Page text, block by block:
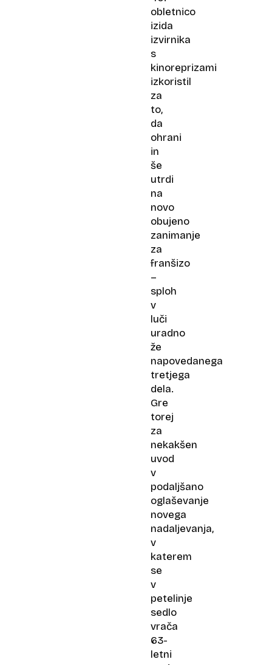
obletnico
izida
izvirnika
s
kinoreprizami
izkoristil
za
to,
da
ohrani
in
še
utrdi
na
novo
obujeno
zanimanje
za
franšizo
–
sploh
v
luči
uradno
že
napovedanega
tretjega
dela.
Gre
torej
za
nekakšen
uvod
v
podaljšano
oglaševanje
novega
nadaljevanja,
v
katerem
se
v
petelinje
sedlo
vrača
63-
letni